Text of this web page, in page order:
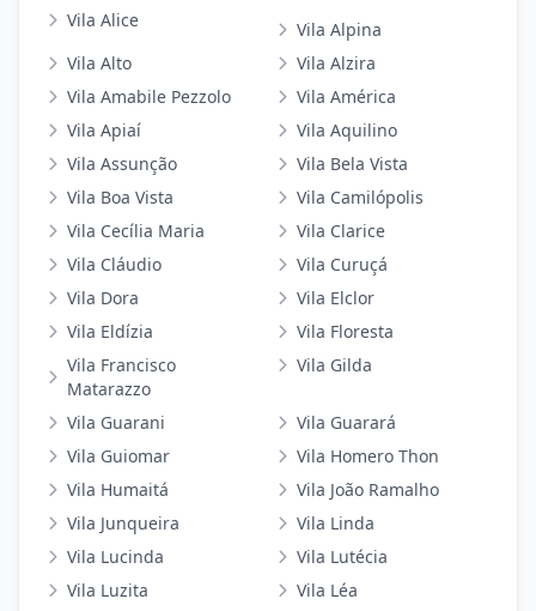
Vila Alice
Vila Alpina
Vila Alto
Vila Alzira
Vila Amabile Pezzolo
Vila América
Vila Apiaí
Vila Aquilino
Vila Assunção
Vila Bela Vista
Vila Boa Vista
Vila Camilópolis
Vila Cecília Maria
Vila Clarice
Vila Cláudio
Vila Curuçá
Vila Dora
Vila Elclor
Vila Eldízia
Vila Floresta
Vila Francisco
Matarazzo
Vila Gilda
Vila Guarani
Vila Guarará
Vila Guiomar
Vila Homero Thon
Vila Humaitá
Vila João Ramalho
Vila Junqueira
Vila Linda
Vila Lucinda
Vila Lutécia
Vila Luzita
Vila Léa